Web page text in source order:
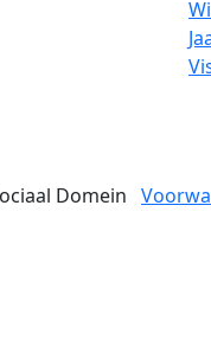
Domein